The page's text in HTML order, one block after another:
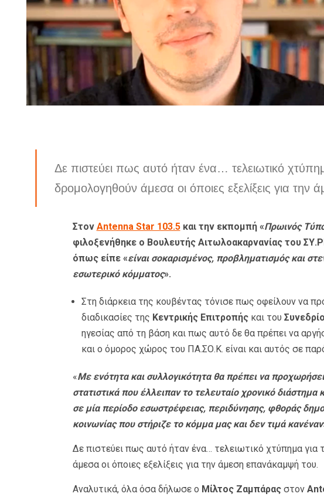
Δε πιστεύει πως αυτό ήταν ένα… τελειωτικό
δρομολογηθούν άμεσα οι όποιες εξελίξεις για
Στον Antenna Star 103.5και την εκπομπή «Πρωινός
φιλοξενήθηκε ο Βουλευτής Αιτωλοακαρνανίας του
όπως είπε «είναι σοκαρισμένος, προβληματισμός και
εσωτερικό κόμματος».
Στη διάρκεια της κουβέντας τόνισε πως οφείλουν να
διαδικασίες της Κεντρικής Επιτροπήςκαι του
ηγεσίας από τη βάση και πως αυτό δε θα πρέπει να
και ο όμορος χώρος του ΠΑ.ΣΟ.Κ. είναι και αυτός σε
«Με ενότητα και συλλογικότητα θα πρέπει να
στατιστικά που έλλειπαν το τελευταίο χρονικό
σε μία περίοδο εσωστρέφειας, περιδύνησης, φθοράς
κοινωνίας που στήριζε το κόμμα μας και δεν τιμά κανέναν
Δε πιστεύει πως αυτό ήταν ένα… τελειωτικό χτύπημα για
άμεσα οι όποιες εξελίξεις για την άμεση επανάκαμψή του.
Αναλυτικά, όλα όσα δήλωσε ο Μίλτος Ζαμπάραςστον